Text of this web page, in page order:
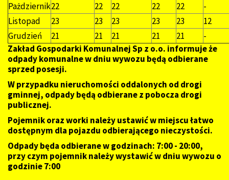
Pażdziernik22 22 22 22 22
-
Listopad
23 23 23 23 23
12
Grudzień
21 21 21 21 21
-
Zakład Gospodarki Komunalnej Sp z o.o. informuje że
odpady komunalne w dniu wywozu będą odbierane
sprzed posesji.
W przypadku nieruchomości oddalonych od drogi
gminnej, odpady będą odbierane z pobocza drogi
publicznej.
Pojemnik oraz worki należy ustawić w miejscu łatwo
dostępnym dla pojazdu odbierającego nieczystości.
Odpady będa odbierane w godzinach: 7:00 - 20:00,
przy czym pojemnik należy wystawić w dniu wywozu o
godzinie 7:00